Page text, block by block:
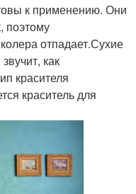
к применению. Они
поэтому
отпадает.Сухие
как
красителя
краситель для